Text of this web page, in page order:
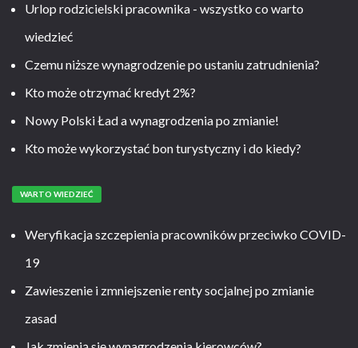
Urlop rodzicielski pracownika - wszystko co warto
wiedzieć
Czemu niższe wynagrodzenie po ustaniu zatrudnienia?
Kto może otrzymać kredyt 2%?
Nowy Polski Ład a wynagrodzenia po zmianie!
Kto może wykorzystać bon turystyczny i do kiedy?
WARTO WIEDZIEĆ
Weryfikacja szczepienia pracowników przeciwko COVID-
19
Zawieszenie i zmniejszenie renty socjalnej po zmianie
zasad